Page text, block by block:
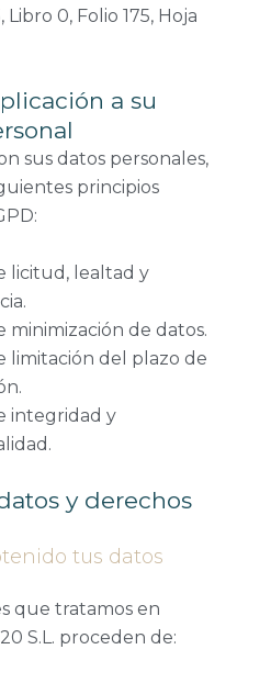
Libro 0, Folio 175, Hoja
a su
sus datos personales,
principios
licitud, lealtad y
minimización de datos.
limitación del plazo de
integridad y
y derechos
tus datos
que tratamos en
S.L. proceden de: